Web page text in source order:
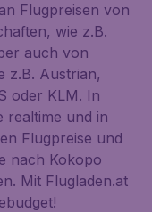
Flugpreisen von
wie z.B.
auch von
z.B. Austrian,
oder KLM. In
realtime und in
Flugpreise und
nach Kokopo
Mit Flugladen.at